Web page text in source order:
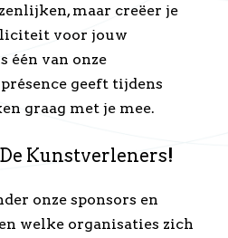
maar creëer je
voor jouw
één van onze
geeft tijdens
graag met je mee.
Kunstverleners!
onze sponsors en
welke organisaties zich